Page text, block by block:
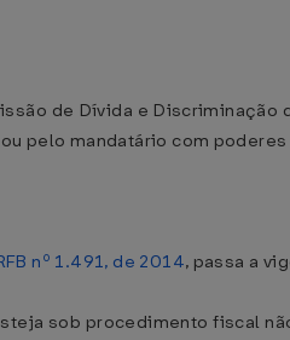
de Dívida e
pelo mandatário com
nº 1.491, de 2014, passa a
sob procedimento fiscal